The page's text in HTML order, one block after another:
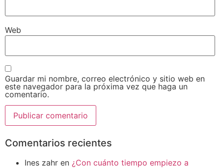
Web
Guardar mi nombre, correo electrónico y sitio web en
este navegador para la próxima vez que haga un
comentario.
Comentarios recientes
Ines zahr en ¿Con cuánto tiempo empiezo a